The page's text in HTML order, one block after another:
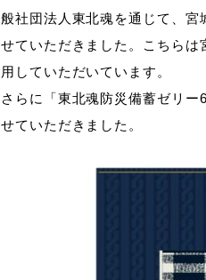
般社団法人東北魂を通じて、宮
せていただきました。こちら
用していただいています。
さらに「東北魂防災備蓄ゼリ
せていただきました。